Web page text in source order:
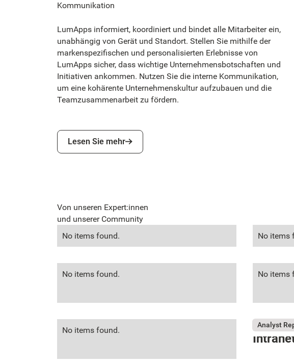
Kommunikation
LumApps informiert, koordiniert und bindet alle Mitarbeiter ein,
unabhängig von Gerät und Standort. Stellen Sie mithilfe der
markenspezifischen und personalisierten Erlebnisse von
LumApps sicher, dass wichtige Unternehmensbotschaften und
Initiativen ankommen. Nutzen Sie die interne Kommunikation,
um eine kohärente Unternehmenskultur aufzubauen und die
Teamzusammenarbeit zu fördern.
Lesen Sie mehr
Lesen Sie mehr
Von unseren Expert:innen
und unserer Community
No items found. No items
No items found. No items
No items found.
Analyst